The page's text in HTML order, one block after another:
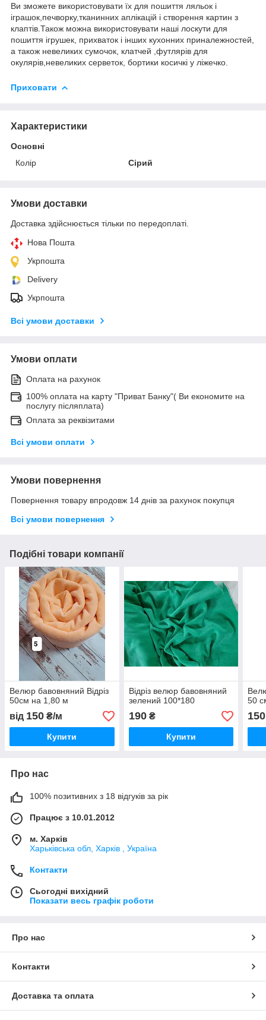
Ви зможете використовувати їх для пошиття ляльок і
іграшок,печворку,тканинних аплікацій і створення картин з
клаптів.Також можна використовувати наші лоскути для
пошиття ігрушек, прихваток і інших кухонних приналежностей,
а також невеликих сумочок, клатчей ,футлярів для
окулярів,невеликих серветок, бортики косичкі у ліжечко.
Приховати
Характеристики
Основні
Колір
Сірий
Умови доставки
Доставка здійснюється тільки по передоплаті.
Нова Пошта
Укрпошта
Delivery
Укрпошта
Всі умови доставки
Умови оплати
Оплата на рахунок
100% оплата на карту "Приват Банку"( Ви економите на
послугу післяплата)
Оплата за реквізитами
Всі умови оплати
Умови повернення
Повернення товару впродовж 14 днів за рахунок покупця
Всі умови повернення
Подібні товари компанії
Велюр бавовняний Відріз
50см на 1,80 м
від 150 ₴/м
Купити
Відріз велюр бавовняний
зелений 100*180
190₴
Купити
50
150
Про нас
100% позитивних з 18 відгуків за рік
Працює з 10.01.2012
м. Харків
Харьківська обл, Харків , Україна
Контакти
Сьогодні вихідний
Показати весь графік роботи
Про нас
Контакти
Доставка та оплата